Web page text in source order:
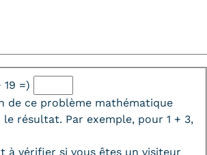
19 =)
de ce problème mathématique
le résultat. Par exemple, pour 1 + 3,
à vérifier si vous êtes un visiteur